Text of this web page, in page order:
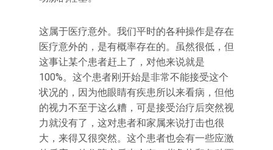
这属于医疗意外。我们平时的各种操作是存在
医疗意外的，是有概率存在的。虽然很低，但
这事让某个患者赶上了，对他来说就是
100%。这个患者刚开始是非常不能接受这个
状况的，因为他眼睛有疾患所以来看病，但他
的视力不至于这么糟，可是接受治疗后突然视
力就没有了，这对患者和家属来说打击也很
大，来得又很突然。这个患者也会有一些应激